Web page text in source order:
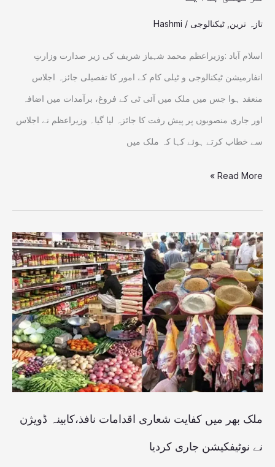
تازہ ترین ٹیکنالوجی /
Hashmi
اسلام آباد :وزیراعظم محمد شہباز شریف کی زیر صدارت وزارتِ
انفارمیشن ٹیکنالوجی و ٹیلی کام کے امور کا تفصیلی جائزہ اجلاس
منعقد ہوا جس میں ملک میں آئی ٹی کے فروغ، برآمدات میں اضافہ
اور جاری منصوبوں پر پیش رفت کا جائزہ لیا گیا۔ وزیراعظم نے اجلاس
سے خطاب کرتے ہوئے کہا کہ ملک میں
تیز
Read More »
ملک بھر میں کفایت شعاری اقدامات نافذ،کابینہ ڈویژن
نے نوٹیفکیشن جاری کردیا
ملک
بھر
میں
کفایت
شعاری
اقدامات
نافذ،کابینہ
ڈویژن